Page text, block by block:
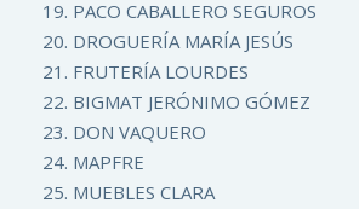
PACO CABALLERO SEGUROS
DROGUERÍA MARÍA JESÚS
FRUTERÍA LOURDES
BIGMAT JERÓNIMO GÓMEZ
DON VAQUERO
MAPFRE
MUEBLES CLARA